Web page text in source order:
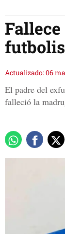
Actualizado: 06
El padre del
falleció la